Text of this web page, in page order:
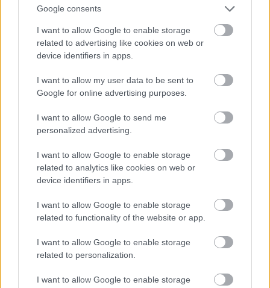
Google consents
I want to allow Google to enable storage
related to advertising like cookies on web or
device identifiers in apps.
I want to allow my user data to be sent to
Google for online advertising purposes.
I want to allow Google to send me
personalized advertising.
I want to allow Google to enable storage
related to analytics like cookies on web or
device identifiers in apps.
I want to allow Google to enable storage
related to functionality of the website or app.
I want to allow Google to enable storage
related to personalization.
I want to allow Google to enable storage
A befektetés megtérülése - Dűne:
Második rész duplakritika
és a sors tárcsája
blog.hu
A hozzászóláshoz be kell lépned!